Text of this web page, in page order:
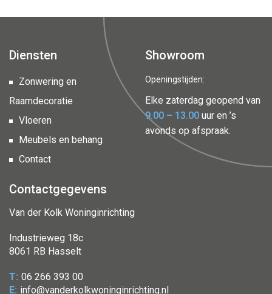
Diensten
Zonwering en
Raamdecoratie
Vloeren
Meubels en behang
Contact
Showroom
Openingstijden:
Elke zaterdag geopend van
9.00 – 13.00 uur en ’s
avonds op afspraak.
Contactgegevens
Van der Kolk Woninginrichting
Industrieweg 18c
8061 RB Hasselt
06 266 393 00
info@vanderkolkwoninginrichting.nl